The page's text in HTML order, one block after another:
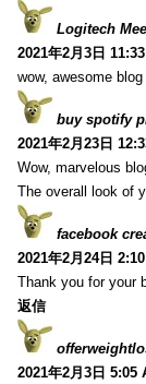
Logitech
2021年2月3日
wow, awesome
buy spotify
2021年2月23日
Wow, marvelous
The overall look of
facebook
2021年2月24日
Thank you for your
返信
2021年2月3日 5:05